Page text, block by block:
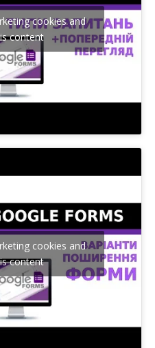
cookies and
content
cookies and
content